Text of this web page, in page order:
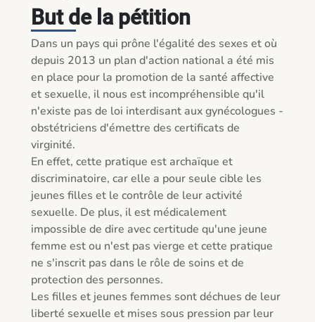
But de la pétition
Dans un pays qui prône l'égalité des sexes et où
depuis 2013 un plan d'action national a été mis
en place pour la promotion de la santé affective
et sexuelle, il nous est incompréhensible qu'il
n'existe pas de loi interdisant aux gynécologues -
obstétriciens d'émettre des certificats de
virginité.
En effet, cette pratique est archaïque et
discriminatoire, car elle a pour seule cible les
jeunes filles et le contrôle de leur activité
sexuelle. De plus, il est médicalement
impossible de dire avec certitude qu'une jeune
femme est ou n'est pas vierge et cette pratique
ne s'inscrit pas dans le rôle de soins et de
protection des personnes.
Les filles et jeunes femmes sont déchues de leur
liberté sexuelle et mises sous pression par leur